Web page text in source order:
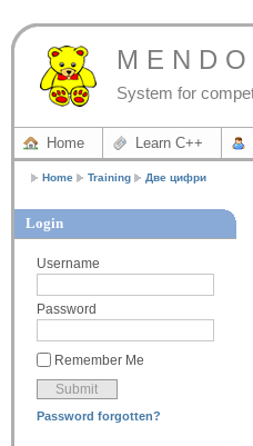
M E N D O
System for
Home Learn C++
Home Training Две цифри
Login
Username
Password
Remember Me
Password forgotten?